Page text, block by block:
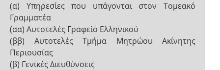
(α) Υπηρεσίες που υπάγονται στον Τομεακό
Γραμματέα
(αα) Αυτοτελές Γραφείο Ελληνικού
(ββ) Αυτοτελές Τμήμα Μητρώου Ακίνητης
Περιουσίας
(β) Γενικές Διευθύνσεις